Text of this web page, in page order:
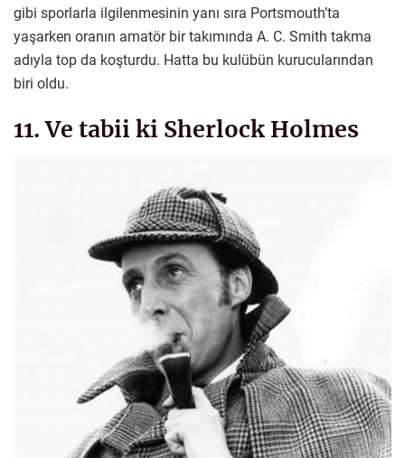
gibi sporlarla ilgilenmesinin yanı sıra Portsmouth’ta
yaşarken oranın amatör bir takımında A. C. Smith takma
adıyla top da koşturdu. Hatta bu kulübün kurucularından
biri oldu.
11. Ve tabii ki Sherlock Holmes